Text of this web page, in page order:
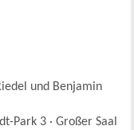
und Benjamin
Park 3 · Großer Saal